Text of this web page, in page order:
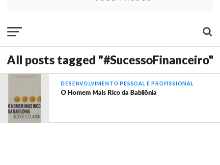
All posts tagged "#SucessoFinanceiro"
DESENVOLVIMENTO PESSOAL E PROFISSIONAL
O Homem Mais Rico da Babilônia